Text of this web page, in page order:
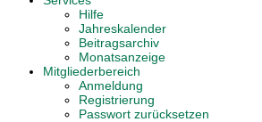
Hilfe
Jahreskalender
Beitragsarchiv
Monatsanzeige
Mitgliederbereich
Anmeldung
Registrierung
Passwort zurücksetzen